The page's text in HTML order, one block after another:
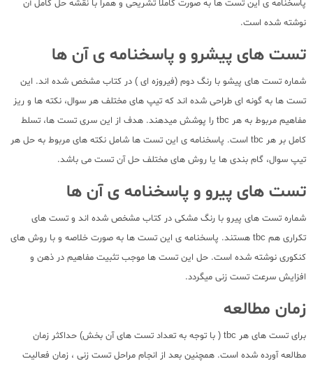
پاسخنامه ی این تست ها به صورت کاملا تشریحی و همرا با نقشه حل کامل آن
نوشته شده است.
تست های پیشرو و پاسخنامه ی آن ها
شماره تست های پیشو با رنگ دوم (فیروزه ای ) در کتاب مشخص شده اند. این
تست ها به گونه ای طراحی شده اند که تیپ های مختلف هر سوال، نکته ها و ریز
مفاهیم مربوط به هر tbc را پوشش میدهند. هدف از این سری تست ها، تسلط
کامل بر هر tbc است. پاسخنامه ی این تست ها شامل نکته های مربوط به حل هر
تیپ سوال، گام بندی ها یا روش های مختلف حل آن تست می باشد.
تست های پیرو و پاسخنامه ی آن ها
شماره تست های پیرو با رنگ مشکی در کتاب مشخص شده اند و تست های
تکراری هم tbc هستند. پاسخنامه ی این تست ها به صورت خلاصه و با روش های
کنکوری نوشته شده است. حل این تست ها موجب تثبیت مفاهیم در ذهن و
افزایش سرعت تست زنی میگردد.
زمان مطالعه
برای تست های هر tbc ( با توجه به تعداد تست های آن بخش) حداکثر زمان
مطالعه آورده شده است. همچنین بعد از انجام مراحل تست زنی ، زمان فعالیت